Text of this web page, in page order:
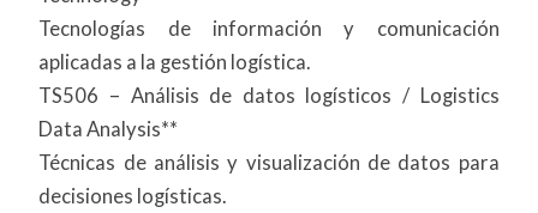
Tecnologías de información y comunicación
aplicadas a la gestión logística.
TS506 – Análisis de datos logísticos / Logistics
Data Analysis**
Técnicas de análisis y visualización de datos para
decisiones logísticas.